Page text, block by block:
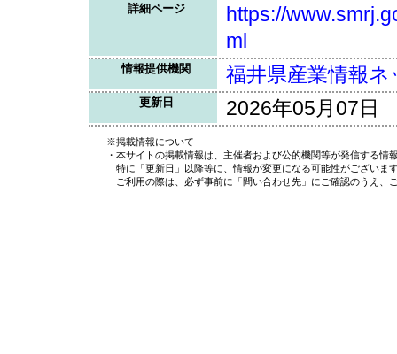
詳細ページ
https://
ml
情報提供機関 福井県産業情報
更新日 2026年05月07日
※掲載情報について
・本サイトの掲載情報は、主催者および公的機関等が発信する
特に「更新日」以降等に、情報が変更になる可能性がございま
ご利用の際は、必ず事前に「問い合わせ先」にご確認のうえ、